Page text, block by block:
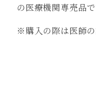
の医療機関専売品で
※購入の際は医師の